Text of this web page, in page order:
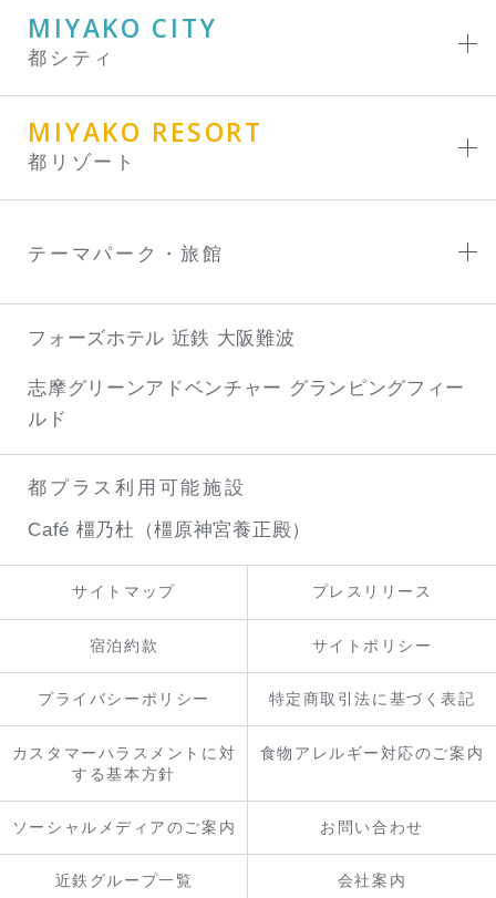
MIYAKO CITY
都シティ
MIYAKO RESORT
都リゾート
テーマパーク・旅館
フォーズホテル 近鉄 大阪難波
志摩グリーンアドベンチャー グランピングフィー
ルド
都プラス利用可能施設
Café 橿乃杜（橿原神宮養正殿）
サイトマップ プレスリリース
宿泊約款 サイトポリシー
プライバシーポリシー 特定商取引法に基づく表記
カスタマーハラスメントに対
する基本方針
食物アレルギー対応のご案内
ソーシャルメディアのご案内 お問い合わせ
近鉄グループ一覧 会社案内